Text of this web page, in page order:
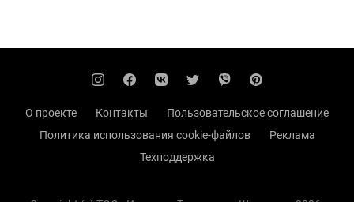
О проекте Контакты
Пользовательское соглашение
Политика использования cookie-файлов
Реклама
Техподдержка